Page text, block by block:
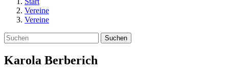
Vereine
Vereine
Suchen
Karola Berberich